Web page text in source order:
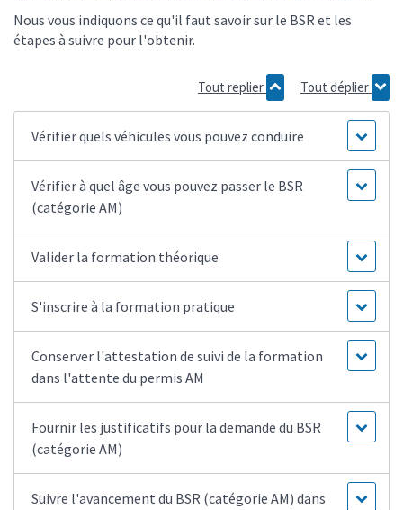
Nous vous indiquons ce qu'il faut savoir sur le BSR et les
étapes à suivre pour l'obtenir.
Tout replier Tout déplier
Vérifier quels véhicules vous pouvez conduire
Vérifier à quel âge vous pouvez passer le BSR
(catégorie AM)
Valider la formation théorique
S'inscrire à la formation pratique
Conserver l'attestation de suivi de la formation
dans l'attente du permis AM
Fournir les justificatifs pour la demande du BSR
(catégorie AM)
Suivre l'avancement du BSR (catégorie AM) dans